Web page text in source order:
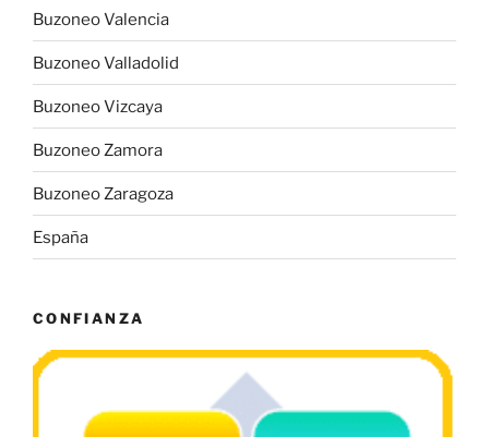
Buzoneo Valencia
Buzoneo Valladolid
Buzoneo Vizcaya
Buzoneo Zamora
Buzoneo Zaragoza
España
CONFIANZA